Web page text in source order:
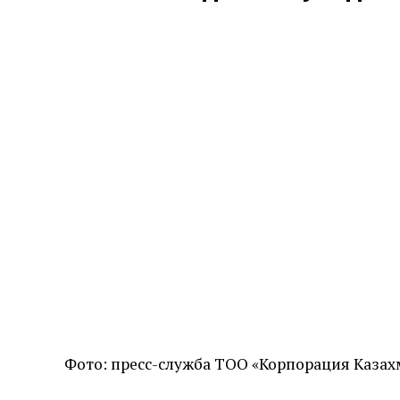
Фото: пресс-служба ТОО «Корпорация